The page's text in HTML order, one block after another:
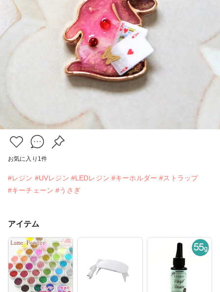
お気に入り 1 件
#レジン #UVレジン #LEDレジン #キーホルダー #ストラップ
#キーチェーン #うさぎ
アイテム